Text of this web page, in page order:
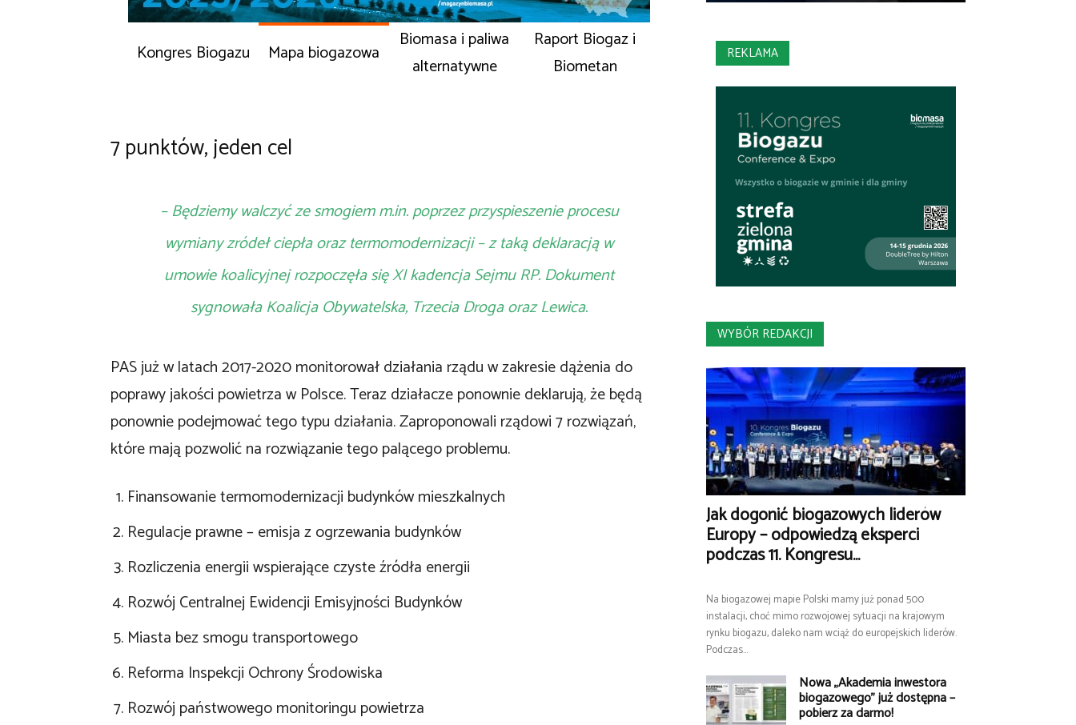
Kongres Biogazu Mapa biogazowa
Biomasa i paliwa
alternatywne
Raport Biogaz i
Biometan
7 punktów, jeden cel
– Będziemy walczyć ze smogiem m.in. poprzez przyspieszenie procesu
wymiany zródeł ciepła oraz termomodernizacji – z taką deklaracją w
umowie koalicyjnej rozpoczęła się XI kadencja Sejmu RP. Dokument
sygnowała Koalicja Obywatelska, Trzecia Droga oraz Lewica.
PAS już w latach 2017-2020 monitorował działania rządu w zakresie dążenia do
poprawy jakości powietrza w Polsce. Teraz działacze ponownie deklarują, że będą
ponownie podejmować tego typu działania. Zaproponowali rządowi 7 rozwiązań,
które mają pozwolić na rozwiązanie tego palącego problemu.
Finansowanie termomodernizacji budynków mieszkalnych
Regulacje prawne – emisja z ogrzewania budynków
Rozliczenia energii wspierające czyste źródła energii
Rozwój Centralnej Ewidencji Emisyjności Budynków
Miasta bez smogu transportowego
Reforma Inspekcji Ochrony Środowiska
Rozwój państwowego monitoringu powietrza
REKLAMA
WYBÓR REDAKCJI
Jak dogonić biogazowych liderów
Europy – odpowiedzą eksperci
podczas 11. Kongresu...
Na biogazowej mapie Polski mamy już ponad 500
instalacji, choć mimo rozwojowej sytuacji na krajowym
rynku biogazu, daleko nam wciąż do europejskich liderów.
Podczas...
Nowa „Akademia inwestora
biogazowego” już dostępna –
pobierz za darmo!